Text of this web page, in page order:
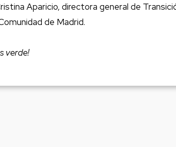
Aparicio, directora general de
de Madrid.
verde!